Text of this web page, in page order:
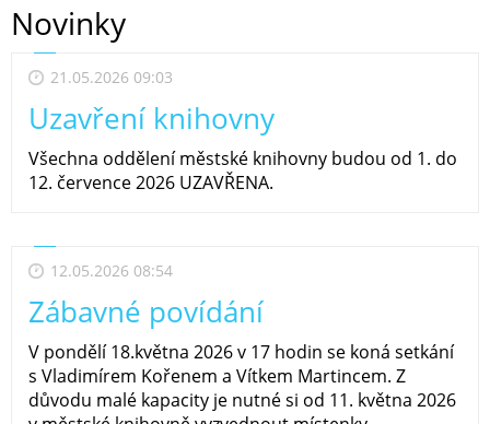
Novinky
21.05.2026 09:03
Uzavření knihovny
Všechna oddělení městské knihovny budou od 1. do
12. července 2026 UZAVŘENA.
12.05.2026 08:54
Zábavné povídání
V pondělí 18.května 2026 v 17 hodin se koná setkání
s Vladimírem Kořenem a Vítkem Martincem. Z
důvodu malé kapacity je nutné si od 11. května 2026